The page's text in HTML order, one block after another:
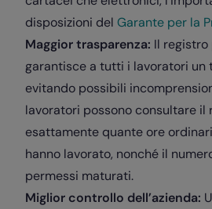
disposizioni del Garante per la
Maggior trasparenza: Il registro
garantisce a tutti i lavoratori un
evitando possibili
lavoratori possono consultare il
esattamente quante ore
hanno lavorato, nonché il
permessi maturati.
Miglior controllo dell’azienda: